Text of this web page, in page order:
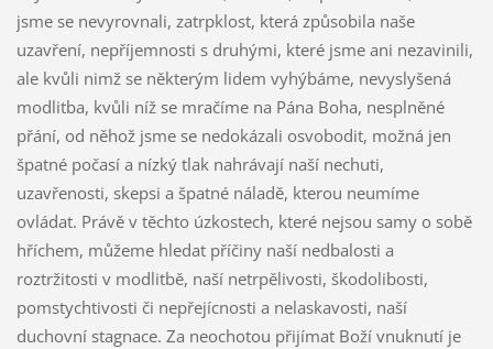
jsme se nevyrovnali, zatrpklost, která způsobila naše
uzavření, nepříjemnosti s druhými, které jsme ani nezavinili,
ale kvůli nimž se některým lidem vyhýbáme, nevyslyšená
modlitba, kvůli níž se mračíme na Pána Boha, nesplněné
přání, od něhož jsme se nedokázali osvobodit, možná jen
špatné počasí a nízký tlak nahrávají naší nechuti,
uzavřenosti, skepsi a špatné náladě, kterou neumíme
ovládat. Právě v těchto úzkostech, které nejsou samy o sobě
hříchem, můžeme hledat příčiny naší nedbalosti a
roztržitosti v modlitbě, naší netrpělivosti, škodolibosti,
pomstychtivosti či nepřejícnosti a nelaskavosti, naší
duchovní stagnace. Za neochotou přijímat Boží vnuknutí je